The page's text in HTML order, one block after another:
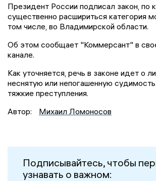
Президент России подписал закон, по
существенно расшириться категория
том числе, во Владимирской области.
Об этом сообщает "Коммерсант" в
канале.
Как уточняется, речь в законе идет о
неснятую или непогашенную
тяжкие преступления.
Автор:
Михаил Ломоносов
Подписывайтесь, чтобы
узнавать о важном: